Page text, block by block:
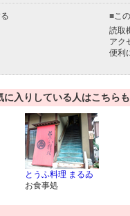
■こ
読取
アク
便利
に入りしている人はこちら
とうふ料理 まるゐ
お食事処